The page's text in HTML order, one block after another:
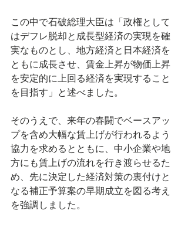
この中で石破総理大臣は「政権として
はデフレ脱却と成長型経済の実現を確
実なものとし、地方経済と日本経済を
ともに成長させ、賃金上昇が物価上昇
を安定的に上回る経済を実現すること
を目指す」と述べました。
そのうえで、来年の春闘でベースアッ
プを含め大幅な賃上げが行われるよう
協力を求めるとともに、中小企業や地
方にも賃上げの流れを行き渡らせるた
め、先に決定した経済対策の裏付けと
なる補正予算案の早期成立を図る考え
を強調しました。